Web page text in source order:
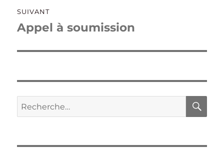
SUIVANT
Publication
Appel à soumission
Recherche
pour :